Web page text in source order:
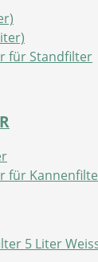
für Standfilter
für